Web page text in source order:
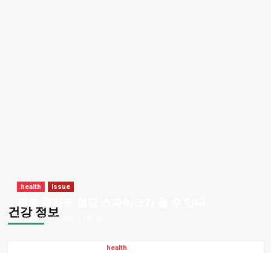
건강 정보
health Issue
bizmark
health